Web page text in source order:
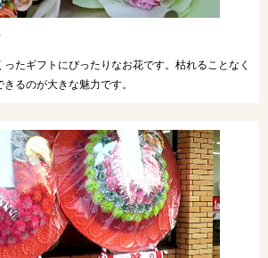
たギフトにぴったりなお花です。枯れることなく
るのが大きな魅力です。